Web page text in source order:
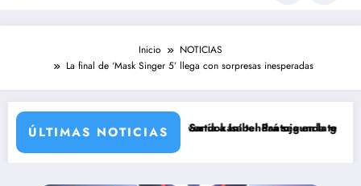
Inicio
NOTICIAS
La final de ‘Mask Singer 5’ llega con sorpresas inesperadas
ÚLTIMAS NOTICIAS
a rodarse y que convertía a Isabel Pantoja en la gran antagonista
‘Sandokán’ tendrá segunda temporada y